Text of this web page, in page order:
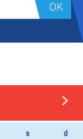
OK
s d